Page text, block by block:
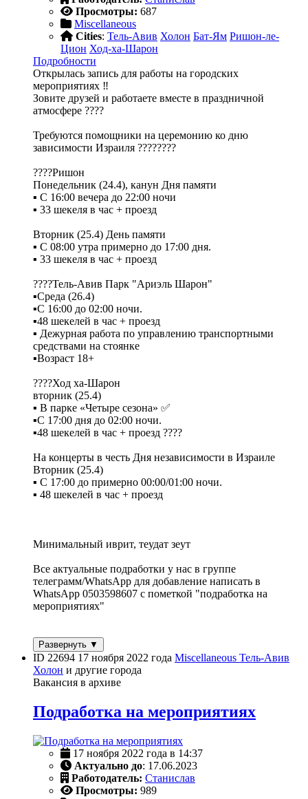
Просмотры: 687
Miscellaneous
Cities: Тель-Авив Холон Бат-Ям Ришон-ле-
Цион Ход-ха-Шарон
Подробности
Открылась запись для работы на городских
мероприятиях ‼️
Зовите друзей и работаете вместе в праздничной
атмосфере ????
Требуются помощники на церемонию ко дню
зависимости Израиля ????????
????Ришон
Понедельник (24.4), канун Дня памяти
▪️ С 16:00 вечера до 22:00 ночи
▪️ 33 шекеля в час + проезд
Вторник (25.4) День памяти
▪️ С 08:00 утра примерно до 17:00 дня.
▪️ 33 шекеля в час + проезд
????Тель-Авив Парк "Ариэль Шарон"
▪️Среда (26.4)
▪️С 16:00 до 02:00 ночи.
▪️48 шекелей в час + проезд
▪️ Дежурная работа по управлению транспортными
средствами на стоянке
▪️Возраст 18+
????Ход ха-Шарон
вторник (25.4)
▪️ В парке «Четыре сезона» ✅
▪️С 17:00 дня до 02:00 ночи.
▪️48 шекелей в час + проезд ????
На концерты в честь Дня независимости в Израиле
Вторник (25.4)
▪️ С 17:00 до примерно 00:00/01:00 ночи.
▪️ 48 шекелей в час + проезд
Минимальный иврит, теудат зеут
Все актуальные подработки у нас в группе
телеграмм/WhatsApp для добавление написать в
WhatsApp 0503598607 с пометкой "подработка на
мероприятиях"
Развернуть ▼
ID 22694 17 ноября 2022 года Miscellaneous Тель-Авив
Холон и другие города
Вакансия в архиве
Подработка на мероприятиях
17 ноября 2022 года в 14:37
Актуально до: 17.06.2023
Работодатель: Станислав
Просмотры: 989